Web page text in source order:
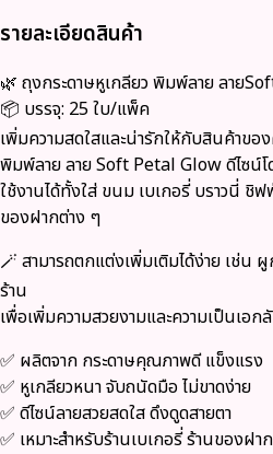
รายละเอียดสินค้า
🌿 ถุงกระดาษหูเกลียว พิมพ์ลาย ลาย
📦 บรรจุ: 25 ใบ/แพ็ค
เพิ่มความสดใสและน่ารักให้กับสินค้าข
พิมพ์ลาย ลาย Soft Petal Glowดีไซน์
ใช้งานได้ทั้งใส่ ขนม เบเกอรี่ บราวนี่ ชิ
ของฝากต่าง ๆ
🪄 สามารถตกแต่งเพิ่มเติมได้ง่าย เช่น ผู
ร้าน
เพื่อเพิ่มความสวยงามและความเป็นเ
✅ ผลิตจาก กระดาษคุณภาพดี แข็งแรง
✅ หูเกลียวหนา จับถนัดมือ ไม่ขาดง่าย
✅ ดีไซน์ลายสวยสดใส ดึงดูดสายตา
✅ เหมาะสำหรับร้านเบเกอรี่ ร้านของฝ